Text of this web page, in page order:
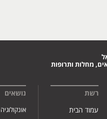
מחלות ותרופות
רשת
עמוד הבית
נושאים
אונקולוגיה